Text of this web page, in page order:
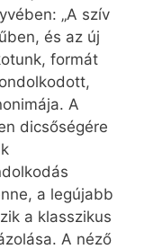
„A szív
és az új
formát
A
dicsőségére
a legújabb
a klasszikus
A néző